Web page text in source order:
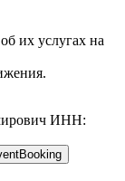
их услугах на
ИНН: